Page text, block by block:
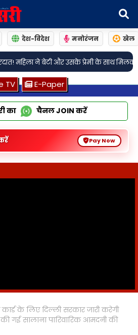
देश-विदेश मनोरंजन खेल
के साथ मिलकर की पति की हत्या•
TV E-Paper
का चैनलJOIN करें
Pay Now
के लिए दिल्ली सरकार जारी करेगी
गई सालाना पारिवारिक आमदनी की